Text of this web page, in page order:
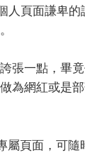
人頁面謙卑
張一點，畢
為網紅或是
屬頁面，可隨